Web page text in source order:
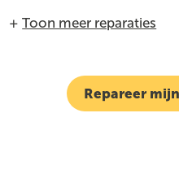
+Toon meer reparaties
Repareer